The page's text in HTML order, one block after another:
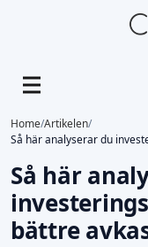
Home/Artikelen/
Så här analyserar du
Så här
bättre